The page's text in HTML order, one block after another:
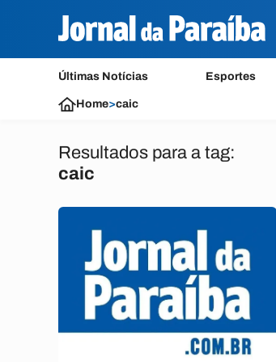
Últimas Notícias Esportes
Home>caic
Resultados para a tag:
caic